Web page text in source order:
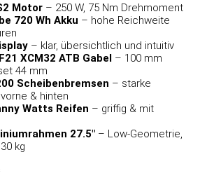
Motor – 250 W, 75 Nm Drehmoment
720 Wh Akku – hohe Reichweite
– klar, übersichtlich und intuitiv
XCM32 ATB Gabel – 100 mm
44 mm
Scheibenbremsen – starke
& hinten
Watts Reifen – griffig & mit
27.5″ – Low-Geometrie,
kg